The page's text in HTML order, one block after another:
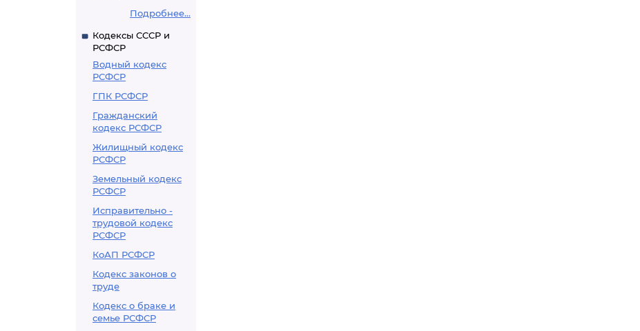
Подробнее...
Кодексы СССР и
РСФСР
Водный кодекс
РСФСР
ГПК РСФСР
Гражданский
кодекс РСФСР
Жилищный кодекс
РСФСР
Земельный кодекс
РСФСР
Исправительно -
трудовой кодекс
РСФСР
КоАП РСФСР
Кодекс законов о
труде
Кодекс о браке и
семье РСФСР